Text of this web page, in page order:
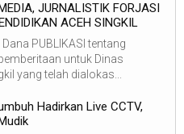
JURNALISTIK FORJASI
ACEH SINGKIL
PUBLIKASI tentang
untuk Dinas
yang telah dialokas...
Hadirkan Live CCTV,